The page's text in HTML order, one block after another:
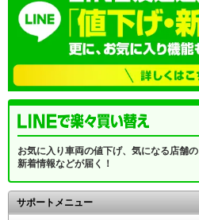
お気に入り車両の値下げ、気になる店舗の
新着情報などが届く！
サポートメニュー